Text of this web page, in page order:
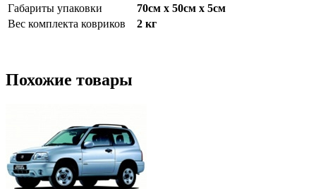
Габариты упаковки
70см x 50см x 5см
Вес комплекта ковриков
2 кг
Похожие товары